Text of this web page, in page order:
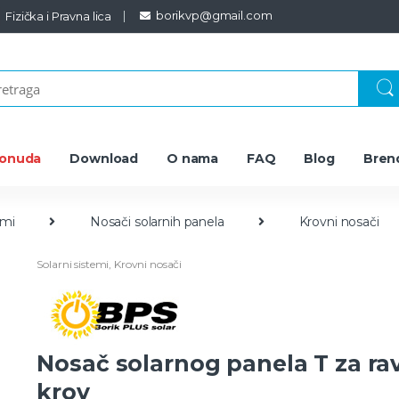
Fizička i Pravna lica borikvp@gmail.com
Download O nama FAQ Blog
Nosači solarnih panela Krovni nosači
Solarni sistemi Krovni nosači
Nosač solarnog panela T za
krov